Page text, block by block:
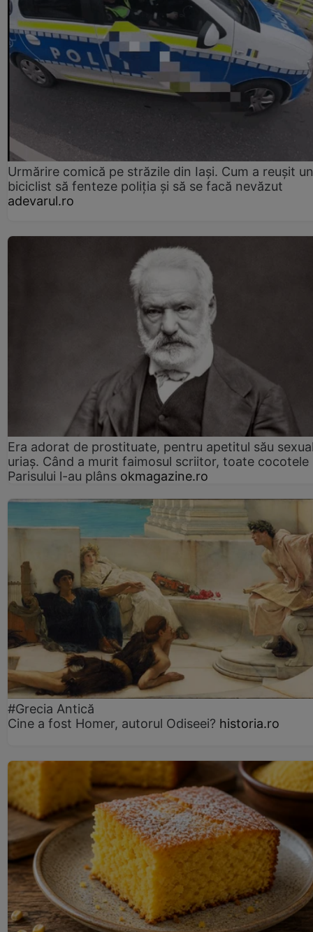
Urmărire comică pe străzile din Iași. Cum a reușit un
biciclist să fenteze poliția și să se facă nevăzut
adevarul.ro
Era adorat de prostituate, pentru apetitul său
uriaș. Când a murit faimosul scriitor, toate cocotele
Parisului l-au plâns okmagazine.ro
#Grecia Antică
Cine a fost Homer, autorul Odiseei? historia.ro